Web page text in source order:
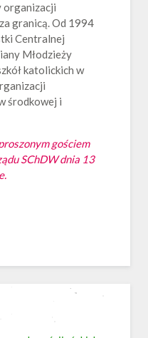
organizacji
granicą. Od 1994
Centralnej
Młodzieży
katolickich w
środkowej i
gościem
SChDW dnia 13